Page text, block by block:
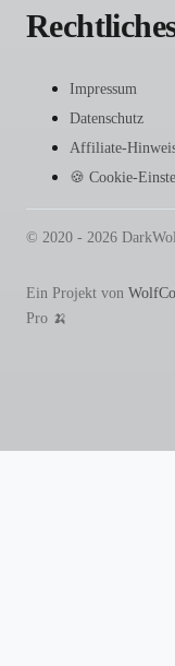
Impressum
Datenschutz
Affiliate-
🍪 Cookie-
© 2020 - 2026
Ein Projekt von
Pro 🍌